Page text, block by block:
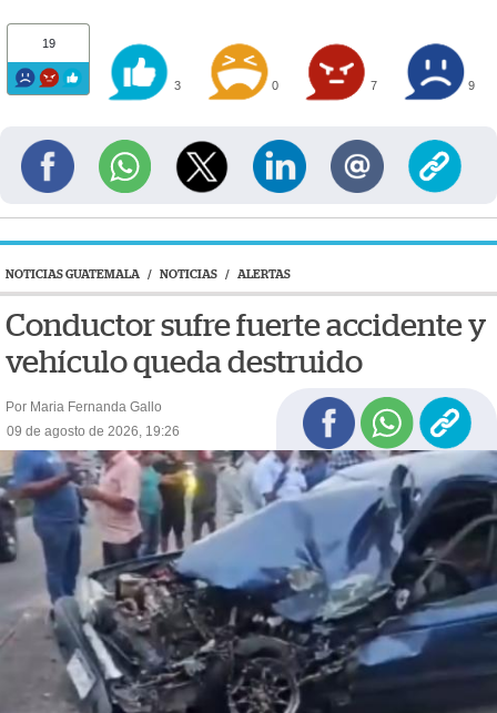
19
3 0 7 9
NOTICIAS GUATEMALA / NOTICIAS / ALERTAS
Conductor sufre fuerte accidente y
vehículo queda destruido
Por Maria Fernanda Gallo
09 de agosto de 2026, 19:26